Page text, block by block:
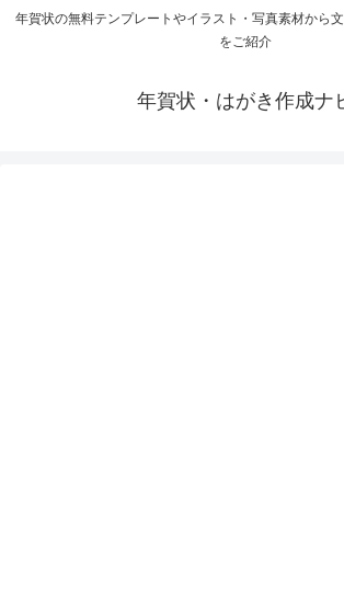
年賀状の無料テンプレートやイラスト・写真素材から
をご紹介
年賀状・はがき作成ナ